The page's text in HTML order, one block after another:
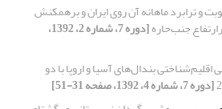
و ترابرد ماهانه آن روی ایران و برهمکنش
جنب‌حاره‌‌ [دوره 7، شماره 2، 1392،
اقلیم‌شناختی بندال‌‌های آسیا و اروپا با دو
[دوره 7، شماره 4، 1392، صفحه 31-51]